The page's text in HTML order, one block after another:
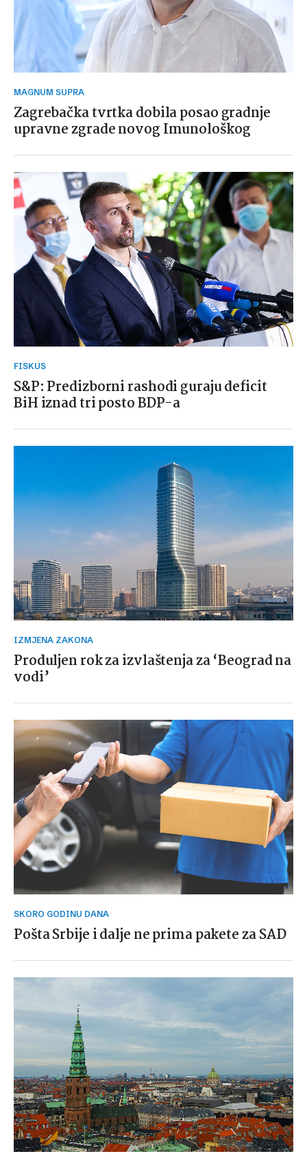
MAGNUM SUPRA
Zagrebačka tvrtka dobila posao gradnje
upravne zgrade novog Imunološkog
FISKUS
S&P: Predizborni rashodi guraju deficit
BiH iznad tri posto BDP-a
IZMJENA ZAKONA
Produljen rok za izvlaštenja za ‘Beograd na
vodi’
SKORO GODINU DANA
Pošta Srbije i dalje ne prima pakete za SAD